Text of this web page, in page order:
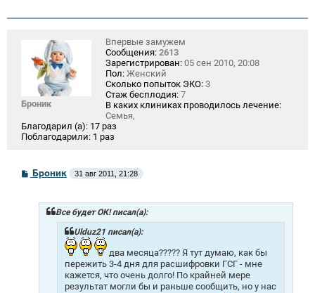
Броник
Впервые замужем
Сообщения: 2613
Зарегистрирован: 05 сен 2010, 20:08
Пол: Женский
Сколько попыток ЭКО: 3
Стаж бесплодия: 7
В каких клиниках проводилось лечение:
Семья,
Благодарил (а): 17 раз
Поблагодарили: 1 раз
СБроник 31 авг 2011, 21:28
Все будет ОК! писал(а):
Ulduz21 писал(а):
два месяца????? Я тут думаю, как бы
пережить 3-4 дня для расшифровки ГСГ - мне
кажется, что очень долго! По крайней мере
результат могли бы и раньше сообщить, но у нас